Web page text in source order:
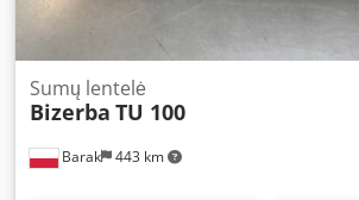
Barak 443 km
Sumų lentelė
Bizerba TU 100